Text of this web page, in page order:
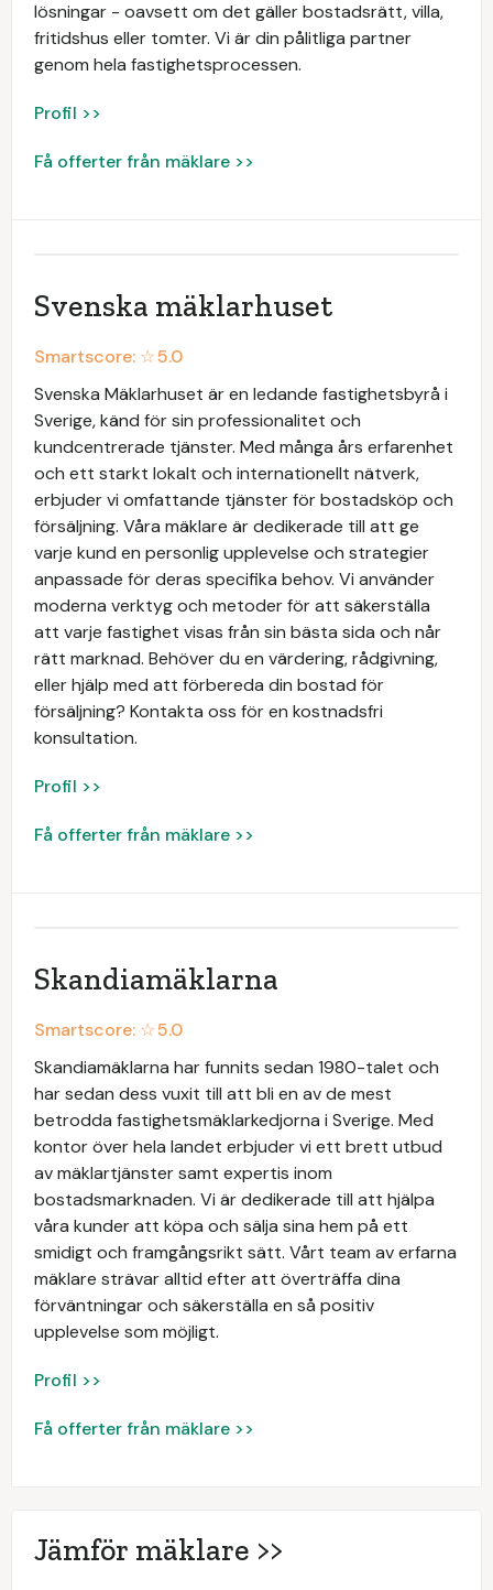
lösningar - oavsett om det gäller bostadsrätt, villa,
fritidshus eller tomter. Vi är din pålitliga partner
genom hela fastighetsprocessen.
Profil >>
Få offerter från mäklare >>
Svenska mäklarhuset
Smartscore: ☆5.0
Svenska Mäklarhuset är en ledande fastighetsbyrå i
Sverige, känd för sin professionalitet och
kundcentrerade tjänster. Med många års erfarenhet
och ett starkt lokalt och internationellt nätverk,
erbjuder vi omfattande tjänster för bostadsköp och
försäljning. Våra mäklare är dedikerade till att ge
varje kund en personlig upplevelse och strategier
anpassade för deras specifika behov. Vi använder
moderna verktyg och metoder för att säkerställa
att varje fastighet visas från sin bästa sida och når
rätt marknad. Behöver du en värdering, rådgivning,
eller hjälp med att förbereda din bostad för
försäljning? Kontakta oss för en kostnadsfri
konsultation.
Profil >>
Få offerter från mäklare >>
Skandiamäklarna
Smartscore: ☆5.0
Skandiamäklarna har funnits sedan 1980-talet och
har sedan dess vuxit till att bli en av de mest
betrodda fastighetsmäklarkedjorna i Sverige. Med
kontor över hela landet erbjuder vi ett brett utbud
av mäklartjänster samt expertis inom
bostadsmarknaden. Vi är dedikerade till att hjälpa
våra kunder att köpa och sälja sina hem på ett
smidigt och framgångsrikt sätt. Vårt team av erfarna
mäklare strävar alltid efter att överträffa dina
förväntningar och säkerställa en så positiv
upplevelse som möjligt.
Profil >>
Få offerter från mäklare >>
Jämför mäklare >>